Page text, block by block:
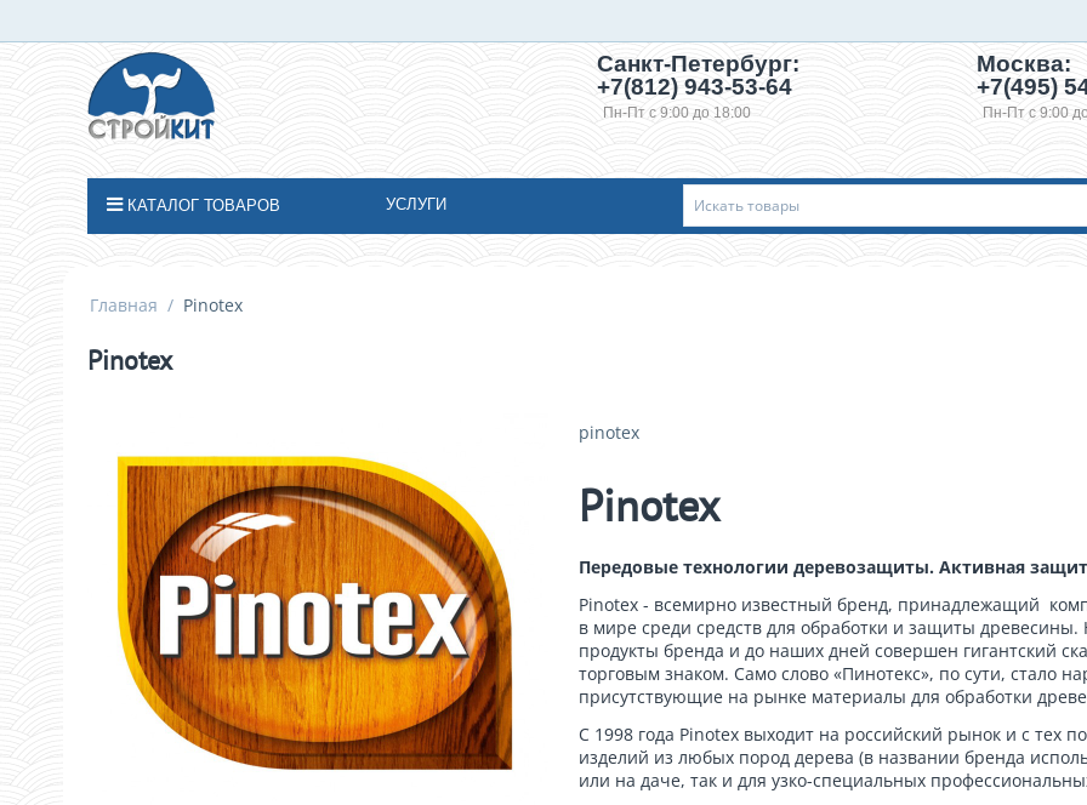
Санкт-Петербург:
+7(812) 943-53-64
Пн-Пт с 9:00 до 18:00
Москва:
+7(495)
Пн-Пт с 9:00
КАТАЛОГ ТОВАРОВ УСЛУГИ
Главная / Pinotex
Pinotex
pinotex
Pinotex
Передовые технологии деревозащиты. Активная
Pinotex - всемирно известный бренд, принадлежащий
в мире среди средств для обработки и защиты
продукты бренда и до наших дней совершен гигантский
торговым знаком. Само слово «Пинотекс», по сути, стало
присутствующие на рынке материалы для обработки
С 1998 года Pinotex выходит на российский рынок и с тех
изделий из любых пород дерева (в названии бренда
или на даче, так и для узко-специальных